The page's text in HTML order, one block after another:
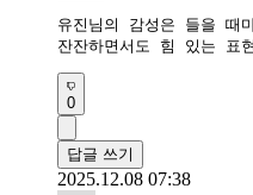
유진님의 감성은 들을 때
잔잔하면서도 힘 있는 표
0
답글 쓰기
2025.12.08 07:38